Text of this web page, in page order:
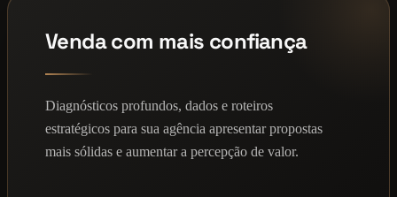
Venda com mais confiança
Diagnósticos profundos, dados e roteiros
estratégicos para sua agência apresentar propostas
mais sólidas e aumentar a percepção de valor.